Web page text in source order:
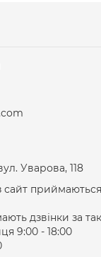
Уварова, 118
дзвінки за
9:00 - 18:00